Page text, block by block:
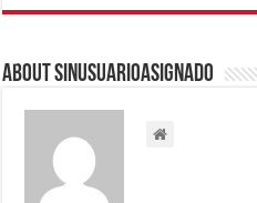
About sinusuarioasignado